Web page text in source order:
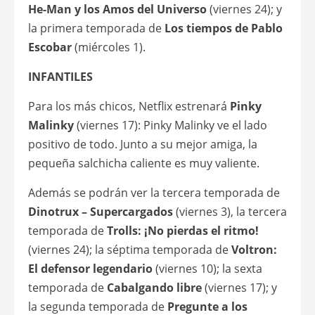
He-Man y los Amos del Universo(viernes 24); y
la primera temporada de Los tiempos de Pablo
Escobar(miércoles 1).
INFANTILES
Para los más chicos, Netflix estrenará Pinky
Malinky(viernes 17): Pinky Malinky ve el lado
positivo de todo. Junto a su mejor amiga, la
pequeña salchicha caliente es muy valiente.
Además se podrán ver la tercera temporada de
Dinotrux – Supercargados(viernes 3), la tercera
temporada deTrolls: ¡No pierdas el ritmo!
(viernes 24); la séptima temporada deVoltron:
El defensor legendario(viernes 10); la sexta
temporada de Cabalgando libre(viernes 17); y
la segunda temporada de Pregunte a los